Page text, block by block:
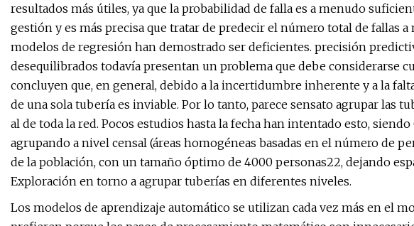
resultados más útiles, ya que la probabilidad de falla es a menudo
gestión y es más precisa que tratar de predecir el número total de fallas
modelos de regresión han demostrado ser deficientes. precisión
desequilibrados todavía presentan un problema que debe considerarse
concluyen que, en general, debido a la incertidumbre inherente y a la
de una sola tubería es inviable. Por lo tanto, parece sensato agrupar las
al de toda la red. Pocos estudios hasta la fecha han intentado esto,
agrupando a nivel censal (áreas homogéneas basadas en el número de
de la población, con un tamaño óptimo de 4000 personas22, dejando
Exploración en torno a agrupar tuberías en diferentes niveles.
Los modelos de aprendizaje automático se utilizan cada vez más en el